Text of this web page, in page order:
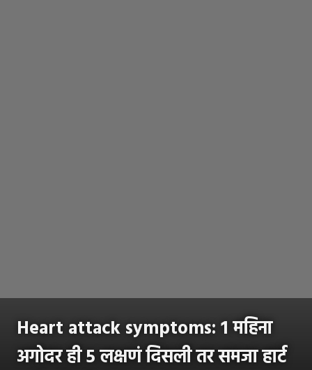
Heart attack symptoms: 1 महिना
अगोदर ही 5 लक्षणं दिसली तर समजा हार्ट